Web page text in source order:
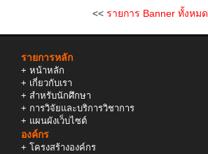
<< รายการ Banner ทั้งหมด
รายการหลัก
+ หน้าหลัก
+ เกี่ยวกับเรา
+ สำหรับนักศึกษา
+ การวิจัยและบริการวิชาการ
+ แผนผังเว็บไซต์
องค์กร
+ โครงสร้างองค์กร